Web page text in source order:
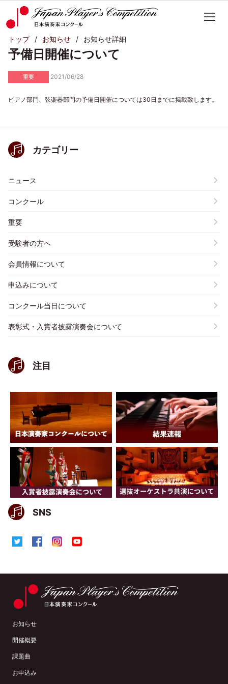
トップ お知らせ お知らせ詳細
予備日開催について
重要 2021/06/28
ピアノ部門、弦楽器部門の予備日開催については30日までに掲載致します。
カテゴリー
ニュース
コンクール
重要
受験者の方へ
会員情報について
申込みについて
コンクール当日について
表彰式・入賞者披露演奏会について
注目
SNS
お知らせ
開催概要
課題曲
お申込み